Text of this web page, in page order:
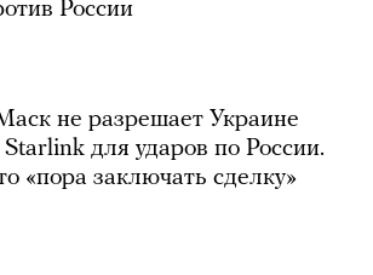
России
не разрешает Украине
Starlink для ударов по России.
«пора заключать сделку»